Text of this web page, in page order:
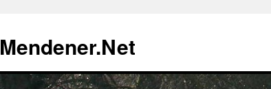
springen
Mendener.Net